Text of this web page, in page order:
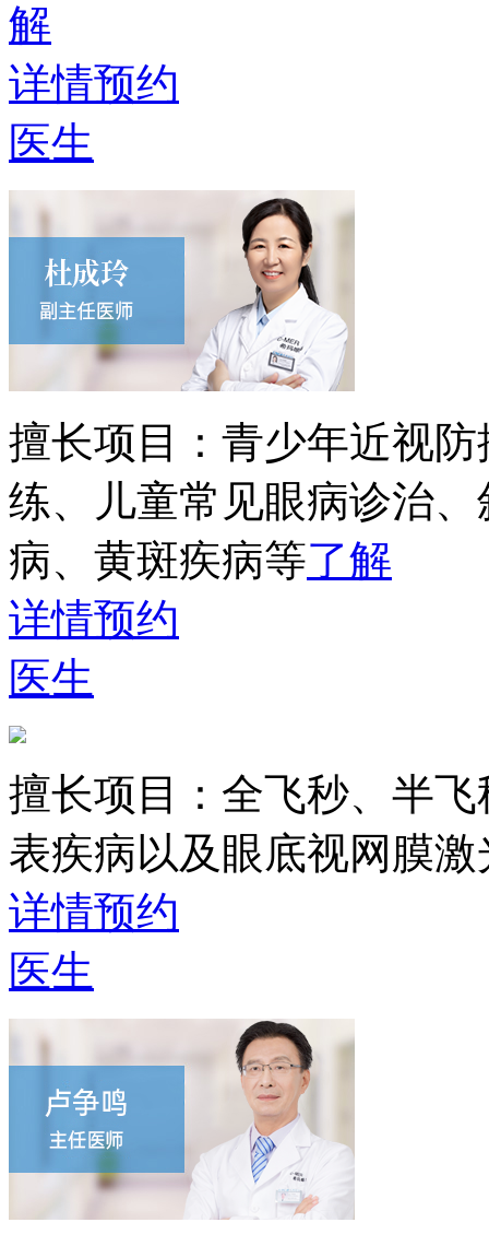
解
详情预约
医生
擅长项目： 青少年近视
练、儿童常见眼病诊治
病、黄斑疾病等了解
详情预约
医生
擅长项目： 全飞秒、半
表疾病以及眼底视网膜激
详情预约
医生